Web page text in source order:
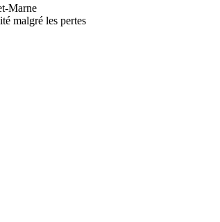
Marne
malgré les pertes